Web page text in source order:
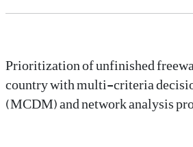
Prioritization of unfinished
country with multi-criteria
(MCDM) and network analysis